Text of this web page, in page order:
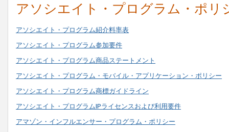
アソシエイト・プログラム・ポリ
アソシエイト・プログラム紹介料率表
アソシエイト・プログラム参加要件
アソシエイト・プログラム商品ステートメント
アソシエイト・プログラム・モバイル・アプリケーション・ポリシー
アソシエイト・プログラム商標ガイドライン
アソシエイト・プログラムIPライセンスおよび利用要件
アマゾン・インフルエンサー・プログラム・ポリシー